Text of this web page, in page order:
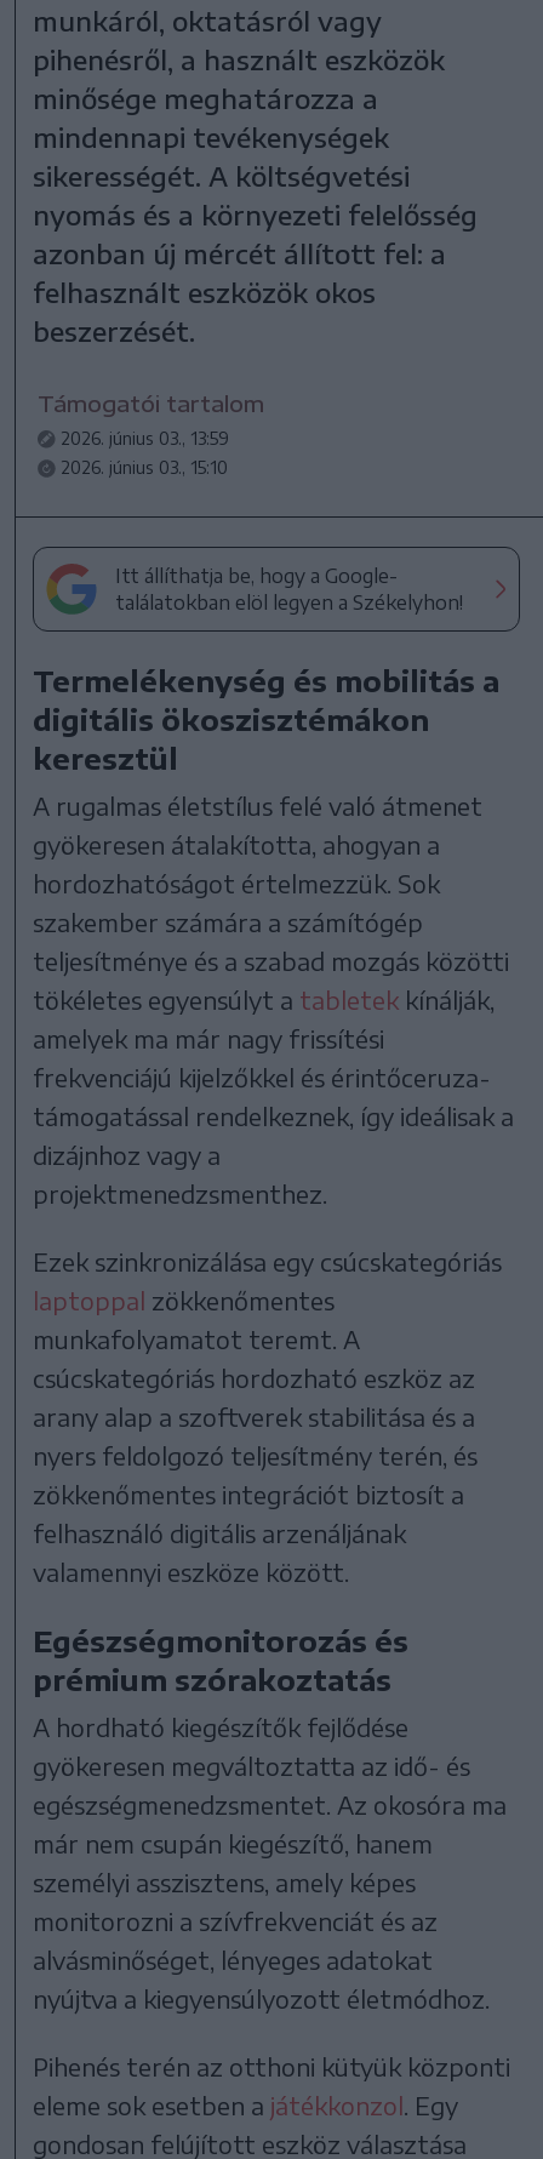
munkáról, oktatásról vagy
pihenésről, a használt eszközök
minősége meghatározza a
mindennapi tevékenységek
sikerességét. A költségvetési
nyomás és a környezeti felelősség
azonban új mércét állított fel: a
felhasznált eszközök okos
beszerzését.
Támogatói tartalom
2026. június 03., 13:59
2026. június 03., 15:10
Itt állíthatja be, hogy a Google-
találatokban elöl legyen a Székelyhon!
Termelékenység és mobilitás a
digitális ökoszisztémákon
keresztül
A rugalmas életstílus felé való átmenet
gyökeresen átalakította, ahogyan a
hordozhatóságot értelmezzük. Sok
szakember számára a számítógép
teljesítménye és a szabad mozgás közötti
tökéletes egyensúlyt a tabletek kínálják,
amelyek ma már nagy frissítési
frekvenciájú kijelzőkkel és érintőceruza-
támogatással rendelkeznek, így ideálisak a
dizájnhoz vagy a
projektmenedzsmenthez.
Ezek szinkronizálása egy csúcskategóriás
laptoppal zökkenőmentes
munkafolyamatot teremt. A
csúcskategóriás hordozható eszköz az
arany alap a szoftverek stabilitása és a
nyers feldolgozó teljesítmény terén, és
zökkenőmentes integrációt biztosít a
felhasználó digitális arzenáljának
valamennyi eszköze között.
Egészségmonitorozás és
prémium szórakoztatás
A hordható kiegészítők fejlődése
gyökeresen megváltoztatta az idő- és
egészségmenedzsmentet. Az okosóra ma
már nem csupán kiegészítő, hanem
személyi asszisztens, amely képes
monitorozni a szívfrekvenciát és az
alvásminőséget, lényeges adatokat
nyújtva a kiegyensúlyozott életmódhoz.
Pihenés terén az otthoni kütyük központi
eleme sok esetben a játékkonzol . Egy
gondosan felújított eszköz választása